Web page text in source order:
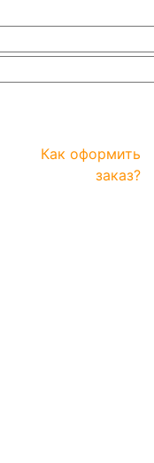
Как оформить
заказ?